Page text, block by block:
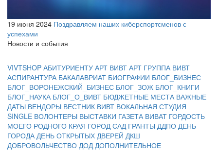
19 июня 2024 Поздравляем наших киберспортсменов с
успехами
Новости и события
VIVTSHOP АБИТУРИЕНТУ АРТ ВИВТ АРТ ГРУППА ВИВТ
АСПИРАНТУРА БАКАЛАВРИАТ БИОГРАФИИ БЛОГ_БИЗНЕС
БЛОГ_ВОРОНЕЖСКИЙ_БИЗНЕС БЛОГ_ЗОЖ БЛОГ_КНИГИ
БЛОГ_НАУКА БЛОГ_О_ВИВТ БЮДЖЕТНЫЕ МЕСТА ВАЖНЫЕ
ДАТЫ ВЕНДОРЫ ВЕСТНИК ВИВТ ВОКАЛЬНАЯ СТУДИЯ
SINGLE ВОЛОНТЕРЫ ВЫСТАВКИ ГАЗЕТА ВИВАТ ГОРДОСТЬ
МОЕГО РОДНОГО КРАЯ ГОРОД САД ГРАНТЫ ДДПО ДЕНЬ
ГОРОДА ДЕНЬ ОТКРЫТЫХ ДВЕРЕЙ ДКШ
ДОБРОВОЛЬЧЕСТВО ДОД ДОПОЛНИТЕЛЬНОЕ